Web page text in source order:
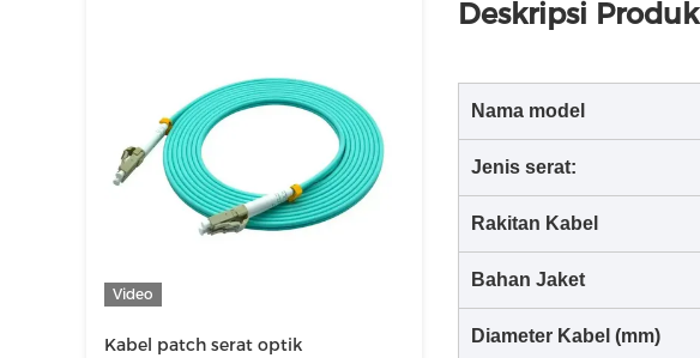
Video
Kabel patch serat optik
Deskripsi Produk
Nama model
Jenis serat:
Rakitan Kabel
Bahan Jaket
Diameter Kabel (mm)